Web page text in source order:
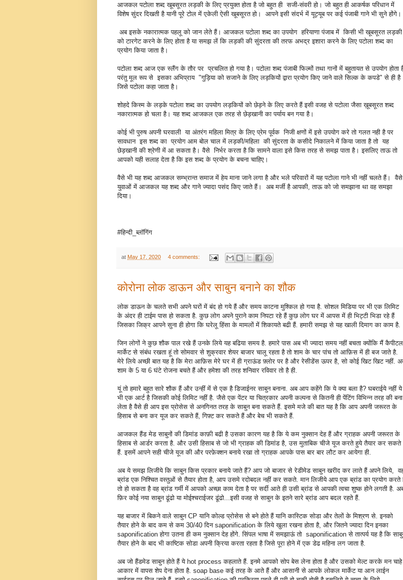
आजकल पटोला शब्द खूबसूरत लड़की के लिए प्रयुक्त होता है जो बहुत ही सजी-संवरी हो। जो बहुत ही आकर्षक परिधान में
विशेष सुंदर दिखती है यानी पूरे टोल में एकेली ऐसी खूबसूरत हो। आपने इसी संदर्भ में यूट्यूब पर कई पंजाबी गाने भी सुने होंगे।
अब इसके नकारात्मक पहलू को जान लेते हैं। आजकल पटोला शब्द का उपयोग हरियाणा पंजाब में किसी भी खूबसूरत लड़की
को टारगेट करने के लिए होता है या समझ लें कि लड़की की सुंदरता की तरफ अभद्र इशारा करने के लिए पटोला शब्द का
प्रयोग किया जाता है।
पटोला शब्द आज एक स्लैंग के तौर पर प्रचलित हो गया है। पटोला शब्द पंजाबी फिल्मों तथा गानों में बहुतायत से उपयोग होता
परंतु मूल रूप से इसका अभिप्राय "गुड़िया को सजाने के लिए लड़कियों द्वारा प्रयोग किए जाने वाले सिल्क के कपडे" से ही है
जिसे पटोला कहा जाता है।
शोहदे किस्म के लड़के पटोला शब्द का उपयोग लड़कियों को छेड़ने के लिए करते हैं इसी वजह से पटोला जैसा ख़ूबसूरत शब्द
नकारात्मक हो चला है। यह शब्द आजकल एक तरह से छेड़खानी का पर्याय बन गया है।
कोई भी पुरुष अपनी घरवाली या अंतरंग महिला मित्र के लिए प्रेम पूर्वक निजी क्षणों में इसे उपयोग करे तो गलत नही है पर
सावधान इस शब्द का प्रयोग आम बोल चाल में लड़की/महिला की सुंदरता के कसीदे निकालने में किया जाता है तो यह
छेड़खानी की श्रेणी में आ सकता है। वैसे निर्भर करता है कि सामने वाला इसे किस तरह से समझ पाता है। इसलिए ताऊ तो
आपको यही सलाह देता है कि इस शब्द के प्रयोग के बचना चाहिए।
वैसे भी यह शब्द आजकल सम्भ्रान्त समाज में हेय माना जाने लगा है और भले परिवारों में यह पटोला गाने भी नहीं चलते हैं। वैसे
युवाओं में आजकल यह शब्द और गाने ज्यादा पसंद किए जाते हैं। अब मर्जी है आपकी, ताऊ को जो समझाना था वह समझा
दिया।
#हिन्दी_ब्लॉगिंग
at May 17, 2020 4 comments:
कोरोना लोक डाऊन और साबुन बनाने का शौक
लोक डाऊन के चलते सभी अपने घरों में बंद हो गये हैं और समय काटना मुश्किल हो गया है. सोशल मिडिया पर भी एक लिमिट
के अंदर ही टाईम पास हो सकता है. कुछ लोग अपने पुराने काम निपटा रहे हैं कुछ लोग घर में आपस में ही भिट्टी भिडा रहे हैं
जिसका जिक्र आपने सुना ही होगा कि घरेलू हिंसा के मामलों में शिकायते बढी हैं. हमारी समझ से यह खाली दिमाग का काम है.
जिन लोगों ने कुछ शौक पाल रखे हैं उनके लिये यह बढिया समय है. हमारे पास अब भी ज्यादा समय नहीं बचता क्योंकि मैं कैपीटल
मार्केट से संबंध रखता हूं तो सोमवार से शुक्रवार शेयर बाजार चालू रहता है तो शाम के चार पांच तो आफ़िस में ही बज जाते है.
मेरे लिये अच्छी बात यह है कि मेरा आफ़िस मेरे घर में ही ग्राऊंड फ़्लोर पर है और रेसीडेंस ऊपर है, सो कोई खिट खिट नहीं.
शाम के 5 या 6 घंटे रोजना बचते हैं और हमेशा की तरह शनिवार रविवार तो है ही.
यूं तो हमारे बहुत सारे शौक हैं और उन्हीं में से एक है डिजाईनर साबुन बनाना. अब आप कहेंगे कि ये क्या बला है? घबराईये नहीं ये
भी एक आर्ट है जिसकी कोई लिमिट नहीं है. जैसे एक पेंटर या चित्रकार अपनी कल्पना से कितनी ही पेंटिंग विभिन्न तरह की बना
लेता है वैसे ही आप इस प्रोसेस से अनगिनत तरह के साबुन बना सकते हैं. इसमे मजे की बात यह है कि आप अपनी जरूरत के
हिसाब से बना कर यूज कर सकते हैं, गिफ़्ट कर सकते हैं और बेच भी सकते हैं.
आजकल हैंड मेड साबुनों की डिमांड काफ़ी बढी है उसका कारण यह है कि ये कम नुक्सान देह हैं और ग्राहक अपनी जरूरत के
हिसाब से आर्डर करता है. और उसी हिसाब से जो भी ग्राहक की डिमांड है, उस मुताबिक चीजे यूज करते हुये तैयार कर सकते
हैं. इसमें आपने सही चीजे यूज की और परफ़ेक्शन बनाये रखा तो ग्राहक आपके पास बार बार लौट कर आयेगा ही.
अब ये समझ लिजीये कि साबुन किस प्रकार बनाये जाते हैं? आप जो बाजार से रेडीमेड साबुन खरीद कर लाते हैं अपने लिये,
ब्रांड एक निश्चित वस्तुओं से तैयार होता है, आप उसमे रदोबदल नहीं कर सकते. मान लिजीये आप एक ब्रांड का प्रयोग करते
तो हो सकता है वह ब्रांड गर्मी में आपको अच्छा काम देता है पर सर्दी आते ही उसी ब्रांड से आपकी त्वचा शुष्क होने लगती है.
फ़िर कोई नया साबुन ढूंढो या मोईश्चराईजर ढूंढो...इसी वजह से साबुन के इतने सारे ब्रांड आप बदल रहते हैं.
यह बाजार में बिकने वाले साबुन CP यानि कोल्ड प्रोसेस से बने होते हैं यानि कास्टिक सोडा और तेलों के मिश्रण से. इनको
तैयार होने के बाद कम से कम 30/40 दिन saponification के लिये खुला रखना होता है, और जितने ज्यादा दिन इनका
saponification होगा उतना ही कम नुक्सान देह होंगे. सिंपल भाषा में समझाऊं तो saponification से तात्पर्य यह है कि
तैयार होने के बाद भी काष्टिक सोडा अपनी क्रिया करता रहता है जिसे पूरा होने में एक डेढ महिना लग जाता है.
अब जो हैंडमेड साबुन होते हैं ये hot process कहलाते हैं. इनमे आपको सोप बेस लेना होता है और उसको मेल्ट करके मन चाहे
आकार में वापस शेप देना होता है. soap base कई तरह के आते हैं और आसानी से आपके लोकल मार्केट या आन लाईन